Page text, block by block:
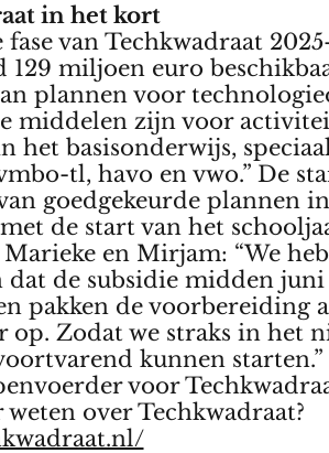
in het kort
fase van Techkwadraat
129 miljoen euro
plannen voor
middelen zijn voor
het basisonderwijs,
tl, havo en vwo.” De
goedgekeurde plannen in
de start van het
en Mirjam: “We
dat de subsidie midden
pakken de voorbereiding
op. Zodat we straks in het
kunnen
voor
over Techkwadraat?